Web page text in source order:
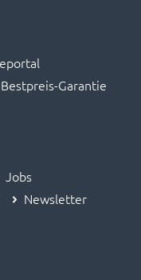
Bestpreis-Garantie
Jobs
Newsletter